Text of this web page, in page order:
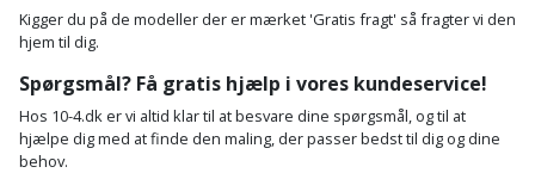
Slibemaskine
Sømpistol
Sømpistoltilbehør
Varmepumpeskjuler
Velux
gardin
Kigger du på de modeller der er mærket 'Gratis fragt' så fragter vi den
hjem til dig.
Spørgsmål? Få gratis hjælp i vores kundeservice!
Hos 10-4.dk er vi altid klar til at besvare dine spørgsmål, og til at
hjælpe dig med at finde den maling, der passer bedst til dig og dine
behov.